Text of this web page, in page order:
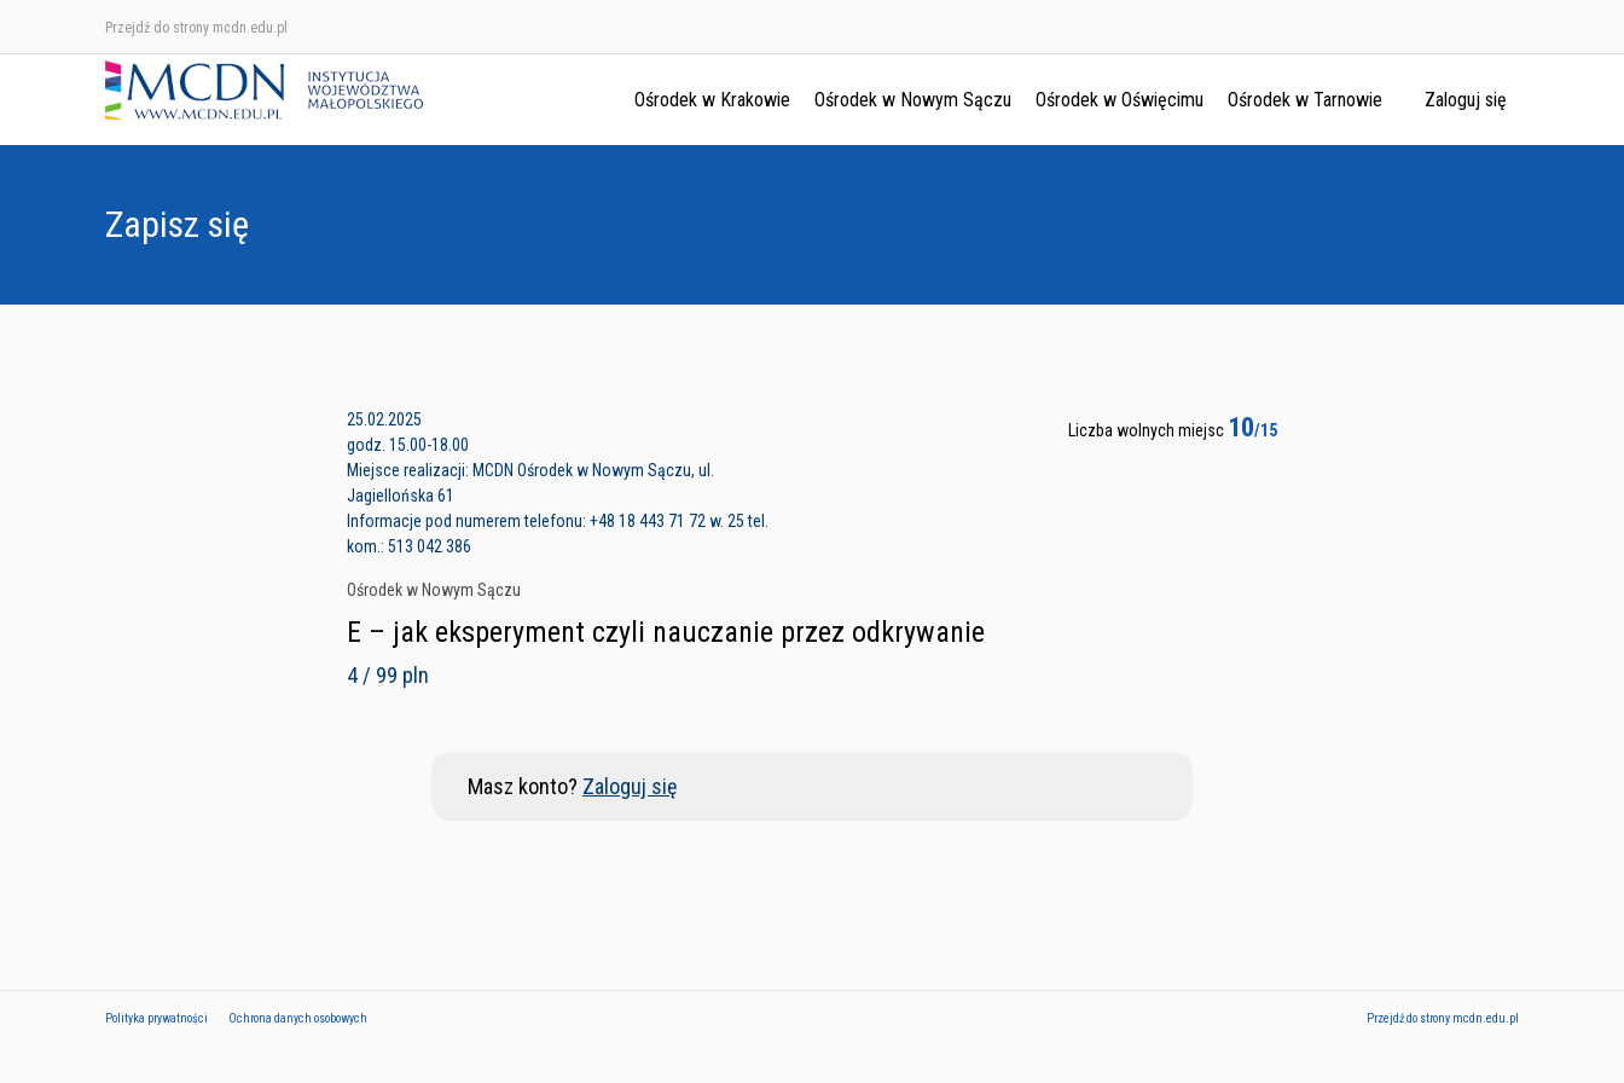
Przejdź do strony mcdn.edu.pl
Ośrodek w Krakowie Ośrodek w Nowym Sączu Ośrodek w Oświęcimu Ośrodek w Tarnowie Zaloguj się
Zapisz się
25.02.2025
godz. 15.00-18.00
Miejsce realizacji: MCDN Ośrodek w Nowym Sączu, ul.
Jagiellońska 61
Informacje pod numerem telefonu: +48 18 443 71 72 w. 25 tel.
kom.: 513 042 386
Ośrodek w Nowym Sączu
Liczba wolnych miejsc 10/15
E – jak eksperyment czyli nauczanie przez odkrywanie
4 / 99 pln
Masz konto? Zaloguj się
Polityka prywatności Ochrona danych osobowych Przejdź do strony mcdn.edu.pl
Ośrodek w Krakowie